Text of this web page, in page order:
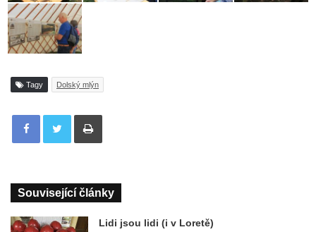
Tagy Dolský mlýn
Tisknout
Související články
Lidi jsou lidi (i v Loretě)